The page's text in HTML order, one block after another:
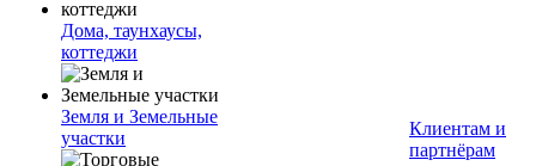
Дома, таунхаусы,
коттеджи
Земля и Земельные
участки
Клиентам и
партнёрам